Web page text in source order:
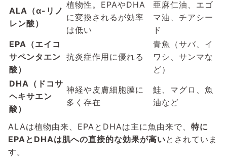
ALA（α-リノ
レン酸）
植物性。EPAやDHA
に変換されるが効率
は低い
亜麻仁油、エゴ
マ油、チアシー
ド
EPA（エイコ
サペンタエン
酸）
抗炎症作用に優れる
青魚（サバ、イ
ワシ、サンマな
ど）
DHA（ドコサ
ヘキサエン
酸）
神経や皮膚細胞膜に
多く存在
鮭、マグロ、魚
油など
ALAは植物由来、EPAとDHAは主に魚由来で、 特に
EPAとDHAは肌への直接的な効果が高いとされていま
す。